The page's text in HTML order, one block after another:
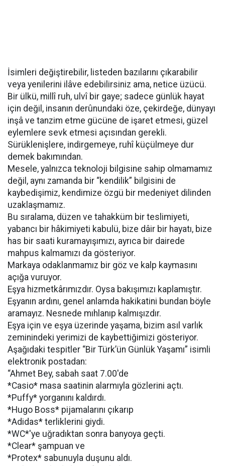
İsimleri değiştirebilir, listeden bazılarını çıkarabilir
veya yenilerini ilâve edebilirsiniz ama, netice üzücü.
Bir ülkü, millî ruh, ulvî bir gaye; sadece günlük hayat
için değil, insanın derûnundaki öze, çekirdeğe, dünyayı
inşâ ve tanzim etme gücüne de işaret etmesi, güzel
eylemlere sevk etmesi açısından gerekli.
Sürüklenişlere, indirgemeye, ruhî küçülmeye dur
demek bakımından.
Mesele, yalnızca teknoloji bilgisine sahip olmamamız
değil, aynı zamanda bir “kendilik” bilgisini de
kaybedişimiz, kendimize özgü bir medeniyet dilinden
uzaklaşmamız.
Bu sıralama, düzen ve tahakküm bir teslimiyeti,
yabancı bir hâkimiyeti kabulü, bize dâir bir hayatı, bize
has bir saati kuramayışımızı, ayrıca bir dairede
mahpus kalmamızı da gösteriyor.
Markaya odaklanmamız bir göz ve kalp kaymasını
açığa vuruyor.
Eşya hizmetkârımızdır. Oysa bakışımızı kaplamıştır.
Eşyanın ardını, genel anlamda hakikatini bundan böyle
aramayız. Nesnede mıhlanıp kalmışızdır.
Eşya için ve eşya üzerinde yaşama, bizim asıl varlık
zeminindeki yerimizi de kaybettiğimizi gösteriyor.
Aşağıdaki tespitler “Bir Türk’ün Günlük Yaşamı” isimli
elektronik postadan:
“Ahmet Bey, sabah saat 7.00'de
*Casio* masa saatinin alarmıyla gözlerini açtı.
*Puffy* yorganını kaldırdı.
*Hugo Boss* pijamalarını çıkarıp
*Adidas* terliklerini giydi.
*WC*'ye uğradıktan sonra banyoya geçti.
*Clear* şampuan ve
*Protex* sabunuyla duşunu aldı.